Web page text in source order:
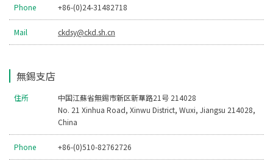
Phone +86-(0)24-31482718
Mail ckdsy@ckd.sh.cn
無錫支店
住所
中国江蘇省無錫市新区新華路21号 214028
No. 21 Xinhua Road, Xinwu District, Wuxi, Jiangsu 214028,
China
Phone +86-(0)510-82762726